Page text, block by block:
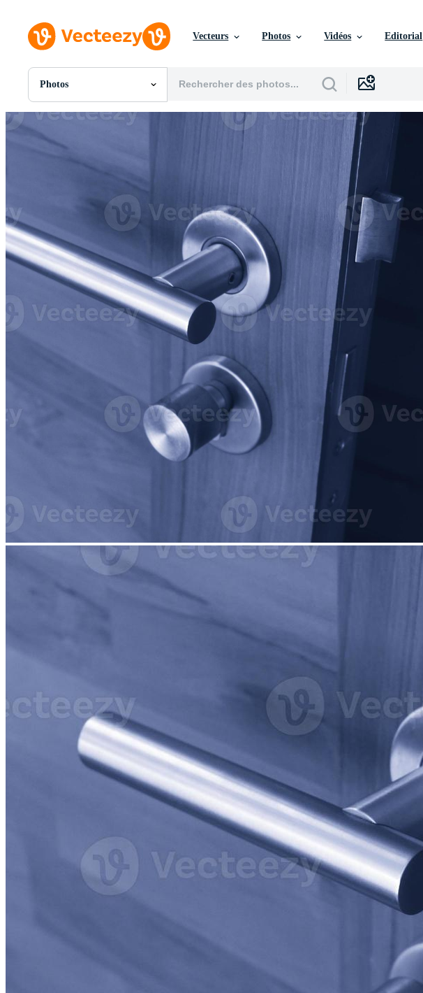
Vecteurs Photos Vidéos Editorial
Photos
Toutes Images
Photos
PSDs
Motion graphics
Images Éditoriales
Événements Éditoriaux